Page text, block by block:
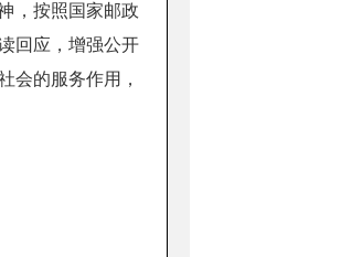
，按照国家邮政
回应，增强公开
会的服务作用，